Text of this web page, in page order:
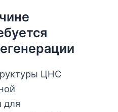
ЦНС
для